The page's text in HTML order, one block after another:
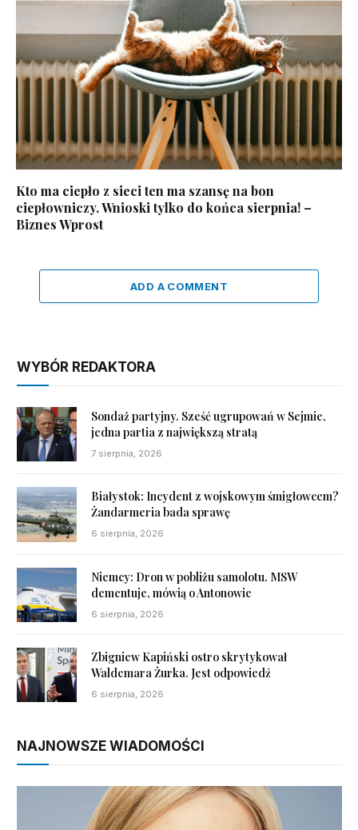
Kto ma ciepło z sieci ten ma szansę na bon
ciepłowniczy. Wnioski tylko do końca sierpnia! –
Biznes Wprost
ADD A COMMENT
WYBÓR REDAKTORA
Sondaż partyjny. Sześć ugrupowań w Sejmie,
jedna partia z największą stratą
7 sierpnia, 2026
Białystok: Incydent z wojskowym śmigłowcem?
Żandarmeria bada sprawę
6 sierpnia, 2026
Niemcy: Dron w pobliżu samolotu. MSW
dementuje, mówią o Antonowie
6 sierpnia, 2026
Zbigniew Kapiński ostro skrytykował
Waldemara Żurka. Jest odpowiedź
6 sierpnia, 2026
NAJNOWSZE WIADOMOŚCI